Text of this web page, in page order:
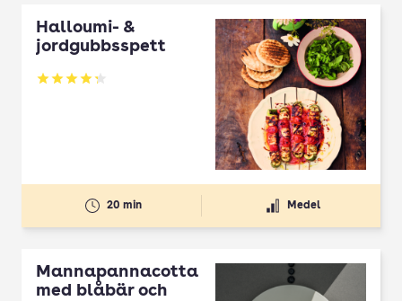
Halloumi- &
jordgubbsspett
Betyg: 4.3 av 5
20 min Medel
Mannapannacotta
med blåbär och